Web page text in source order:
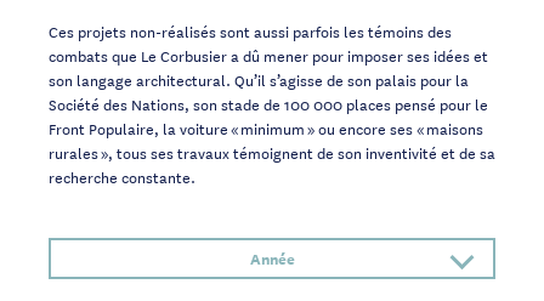
Ces projets non-réalisés sont aussi parfois les témoins des
combats que Le Corbusier a dû mener pour imposer ses idées et
son langage architectural. Qu’il s’agisse de son palais pour la
Société des Nations, son stade de 100 000 places pensé pour le
Front Populaire, la voiture « minimum » ou encore ses « maisons
rurales », tous ses travaux témoignent de son inventivité et de sa
recherche constante.
Année